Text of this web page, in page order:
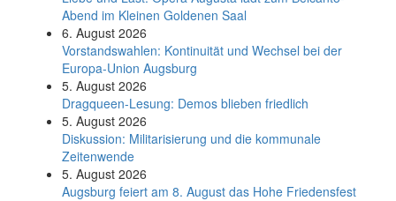
Abend im Kleinen Goldenen Saal
6. August 2026
Vorstandswahlen: Kontinuität und Wechsel bei der
Europa-Union Augsburg
5. August 2026
Dragqueen-Lesung: Demos blieben friedlich
5. August 2026
Diskussion: Mi­li­ta­ri­sie­rung und die kommunale
Zeitenwende
5. August 2026
Augsburg feiert am 8. August das Hohe Friedensfest